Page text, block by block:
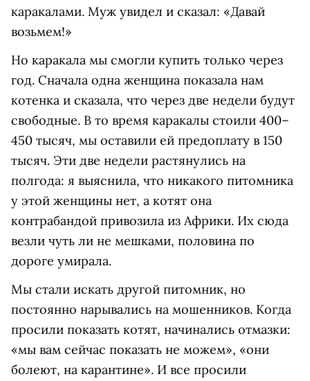
каракалами. Муж увидел и сказал: «Давай
возьмем!»
Но каракала мы смогли купить только через
год. Сначала одна женщина показала нам
котенка и сказала, что через две недели будут
свободные. В то время каракалы стоили 400–
450 тысяч, мы оставили ей предоплату в 150
тысяч. Эти две недели растянулись на
полгода: я выяснила, что никакого питомника
у этой женщины нет, а котят она
контрабандой привозила из Африки. Их сюда
везли чуть ли не мешками, половина по
дороге умирала.
Мы стали искать другой питомник, но
постоянно нарывались на мошенников. Когда
просили показать котят, начинались отмазки:
«мы вам сейчас показать не можем», «они
болеют, на карантине». И все просили